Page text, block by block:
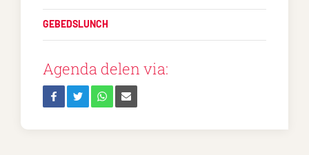
GEBEDSLUNCH
Agenda delen via: